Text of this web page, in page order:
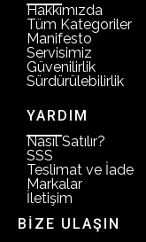
Hakkımızda
Tüm Kategoriler
Manifesto
Servisimiz
Güvenilirlik
Sürdürülebilirlik
YARDIM
Nasıl Satılır?
SSS
Teslimat ve İade
Markalar
İletişim
BİZE ULAŞIN